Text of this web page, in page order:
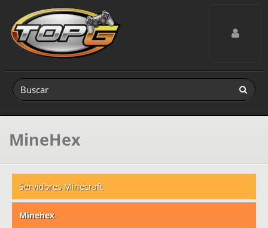
Toggle
MineHex
Servidores Minecraft
Minehex